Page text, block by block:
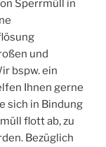
Sperrmüll in
und
bspw. ein
Ihnen gerne
sich in Bindung
flott ab, zu
Bezüglich